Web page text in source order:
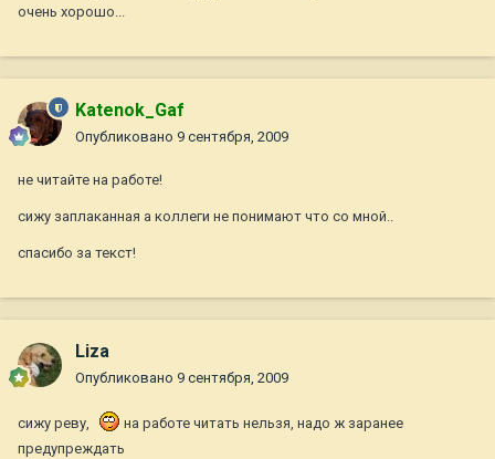
очень хорошо...
Katenok_Gaf
Опубликовано 9 сентября, 2009
не читайте на работе!
сижу заплаканная а коллеги не понимают что со мной..
спасибо за текст!
Liza
Опубликовано 9 сентября, 2009
сижу реву,
на работе читать нельзя, надо ж заранее
предупреждать